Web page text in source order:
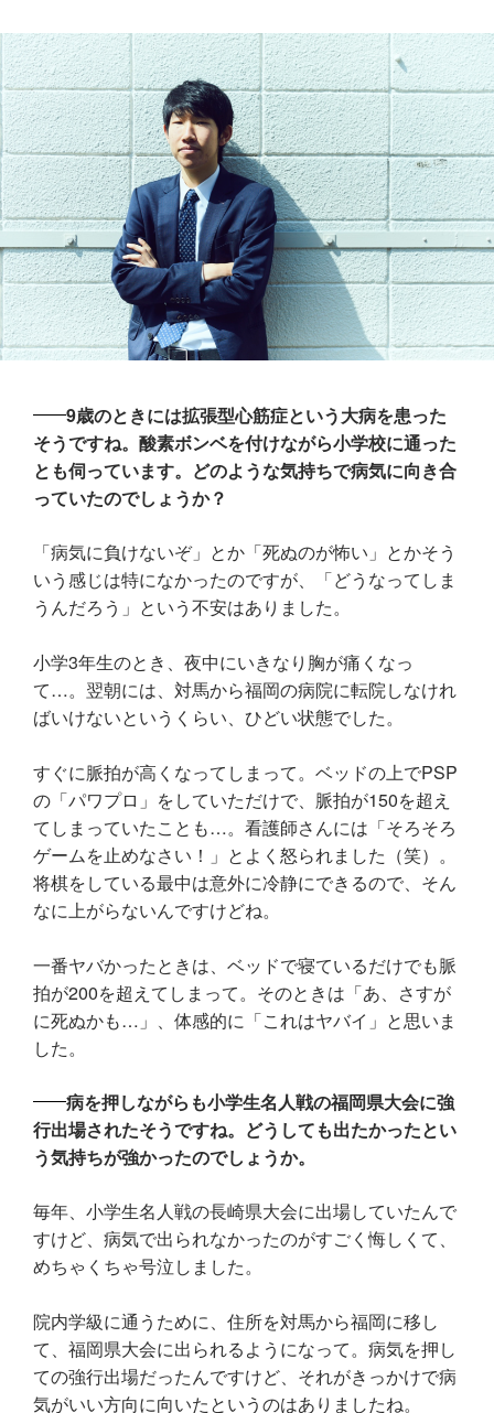
9歳のときには拡張型心筋症という大病を患った
そうですね。酸素ボンベを付けながら小学校に通った
とも伺っています。どのような気持ちで病気に向き合
っていたのでしょうか？
「病気に負けないぞ」とか「死ぬのが怖い」とかそう
いう感じは特になかったのですが、「どうなってしま
うんだろう」という不安はありました。
小学3年生のとき、夜中にいきなり胸が痛くなっ
て…。翌朝には、対馬から福岡の病院に転院しなけれ
ばいけないというくらい、ひどい状態でした。
すぐに脈拍が高くなってしまって。ベッドの上でPSP
の「パワプロ」をしていただけで、脈拍が150を超え
てしまっていたことも…。看護師さんには「そろそろ
ゲームを止めなさい！」とよく怒られました（笑）。
将棋をしている最中は意外に冷静にできるので、そん
なに上がらないんですけどね。
一番ヤバかったときは、ベッドで寝ているだけでも脈
拍が200を超えてしまって。そのときは「あ、さすが
に死ぬかも…」、体感的に「これはヤバイ」と思いま
した。
病を押しながらも小学生名人戦の福岡県大会に強
行出場されたそうですね。どうしても出たかったとい
う気持ちが強かったのでしょうか。
毎年、小学生名人戦の長崎県大会に出場していたんで
すけど、病気で出られなかったのがすごく悔しくて、
めちゃくちゃ号泣しました。
院内学級に通うために、住所を対馬から福岡に移し
て、福岡県大会に出られるようになって。病気を押し
ての強行出場だったんですけど、それがきっかけで病
気がいい方向に向いたというのはありましたね。